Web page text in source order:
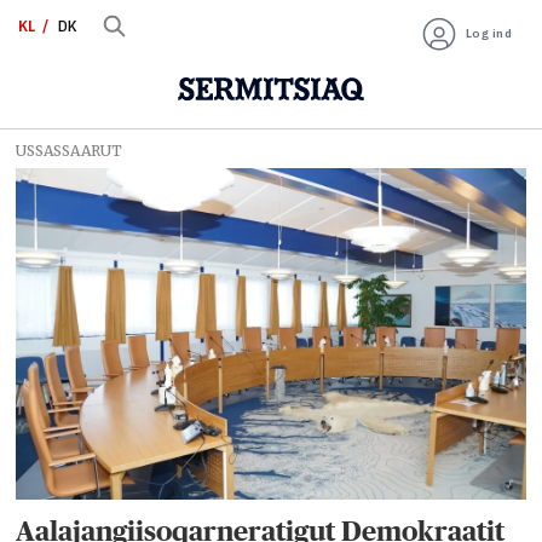
KL DK Log ind
Tag:
nunaqarfinnut
qinersineq
2025
USSASSAARUT
Aalajangiisoqarneratigut Demokraatit